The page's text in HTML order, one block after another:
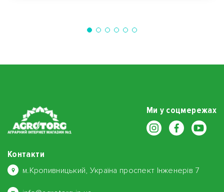
Ми у соцмережах
Контакти
м.Кропивницький, Україна проспект Інженерів 7